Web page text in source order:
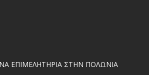
ΕΠΙΜΕΛΗΤΗΡΙΑ ΣΤΗΝ ΠΟΛΩΝΙΑ